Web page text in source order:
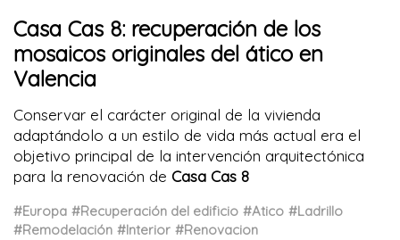
Casa Cas 8: recuperación de los
mosaicos originales del ático en
Valencia
Conservar el carácter original de la vivienda
adaptándolo a un estilo de vida más actual era el
objetivo principal de la intervención arquitectónica
para la renovación de Casa Cas 8
#Europa #Recuperación del edificio #Atico #Ladrillo
#Remodelación #Interior #Renovacion